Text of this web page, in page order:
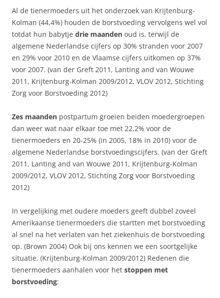
Al de tienermoeders uit het onderzoek van Krijtenburg-
Kolman (44,4%) houden de borstvoeding vervolgens wel vol
totdat hun babytje drie maanden oud is, terwijl de
algemene Nederlandse cijfers op 30% stranden voor 2007
en 29% voor 2010 en de Vlaamse cijfers uitkomen op 37%
voor 2007. (van der Greft 2011, Lanting and van Wouwe
2011, Krijtenburg-Kolman 2009/2012, VLOV 2012, Stichting
Zorg voor Borstvoeding 2012)
Zes maanden postpartum groeien beiden moedergroepen
dan weer wat naar elkaar toe met 22,2% voor de
tienermoeders en 20-25% (in 2005, 18% in 2010) voor de
algemene Nederlandse borstvoedingscijfers. (van der Greft
2011, Lanting and van Wouwe 2011, Krijtenburg-Kolman
2009/2012, VLOV 2012, Stichting Zorg voor Borstvoeding
2012)
In vergelijking met oudere moeders geeft dubbel zoveel
Amerikaanse tienermoeders die startten met borstvoeding
al snel na het verlaten van het ziekenhuis de borstvoeding
op. (Brown 2004) Ook bij ons kennen we een soortgelijke
situatie. (Krijtenburg-Kolman 2009/2012) Redenen die
tienermoeders aanhalen voor het stoppen met
borstvoeding: